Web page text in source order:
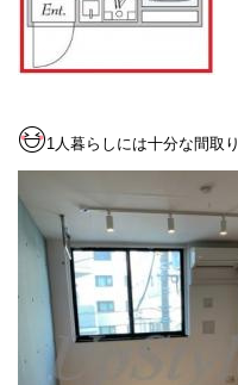
1人暮らしには十分な間取り